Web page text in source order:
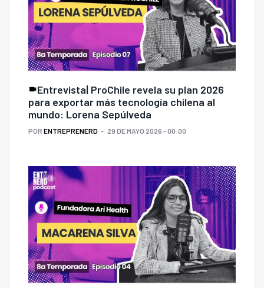
Entrevista| ProChile revela su plan 2026
para exportar más tecnología chilena al
mundo: Lorena Sepúlveda
POR ENTREPRENERD 29 DE MAYO 2026 - 00:00